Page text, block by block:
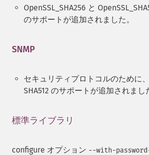
OpenSSL_SHA256 と
のサポートが追加されました。
SNMP
セキュリティプロトコルのために、
SHA512 のサポートが追加されまし
標準ライブラリ
configure オプション --with-